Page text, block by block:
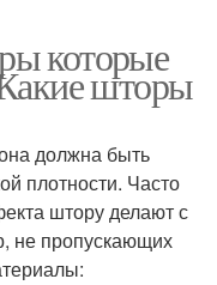
которые
шторы
должна быть
плотности. Часто
штору делают с
не пропускающих